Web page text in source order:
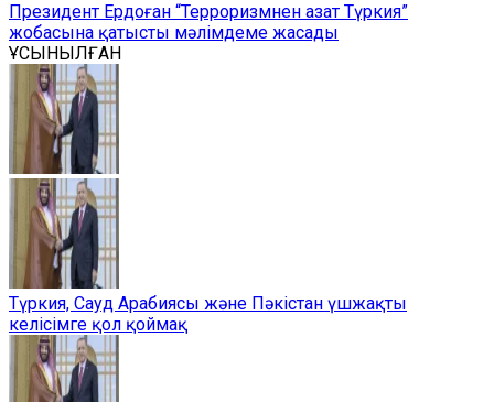
Президент Ердоған “Терроризмнен азат Түркия”
жобасына қатысты мәлімдеме жасады
ҰСЫНЫЛҒАН
Түркия, Сауд Арабиясы және Пәкістан үшжақты
келісімге қол қоймақ